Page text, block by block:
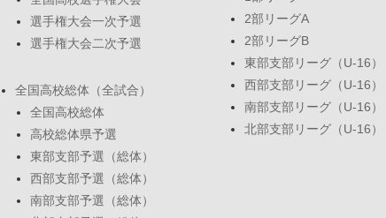
選手権大会一次予選
選手権大会二次予選
全国高校総体（全試合）
全国高校総体
高校総体県予選
東部支部予選（総体）
西部支部予選（総体）
南部支部予選（総体）
2部リーグA
2部リーグB
東部支部リーグ（U-16）
西部支部リーグ（U-16）
南部支部リーグ（U-16）
北部支部リーグ（U-16）